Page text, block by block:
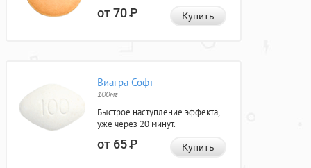
от 70Р Купить
Виагра Софт
100мг
Быстрое наступление эффекта,
уже через 20 минут.
от 65Р Купить